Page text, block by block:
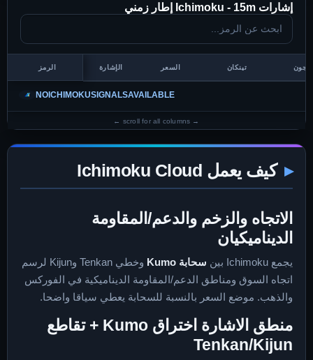
إشارات Ichimoku - 15m إطار زمني
الرمز الإشارة السعر تينكان كيجون
NOICHIMOKUSIGNALSAVAILABLE
كيف يعمل Ichimoku Cloud
الاتجاه والزخم والدعم/المقاومة
الديناميكيان
يجمع Ichimoku بين سحابة Kumo
وخطي Tenkan وKijun لرسم
اتجاه السوق ومناطق الدعم/المقاومة الديناميكية في الفوركس
والذهب. موضع السعر بالنسبة للسحابة يعطي سياقا واضحا.
منطق الاشارة اختراق Kumo + تقاطع
Tenkan/Kijun